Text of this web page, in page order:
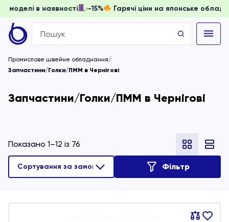
доки моделі в наявності -15% Гарячі ціни на японське
Search
for:
Промислове швейне обладнання
Запчастини/Голки/ПММ в Чернігові
Запчастини/Голки/ПММ в Чернігові
Показано 1–12 із 76
Фільтр
Порівняти
В